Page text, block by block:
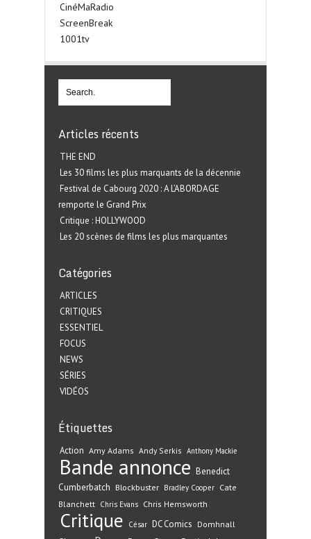
CinéMaRadio
ScreenBreak
1001tv
Articles récents
THE END
Les 30 films les plus marquants de la décennie
Festival de Cabourg 2020 : A L’ABORDAGE
remporte le Grand Prix
Critique : HOLLYWOOD
Les 20 scènes de films les plus marquantes
Catégories
ARTICLES
CRITIQUES
ESSENTIEL
FOCUS
NEWS
SÉRIES
VIDÉOS
Étiquettes
Action Amy Adams Andy Serkis Anthony Mackie
Bande annonce Benedict
Cumberbatch Blockbuster Bradley Cooper Cate
Blanchett Chris Evans Chris Hemsworth
Critique César DC Comics Domhnall